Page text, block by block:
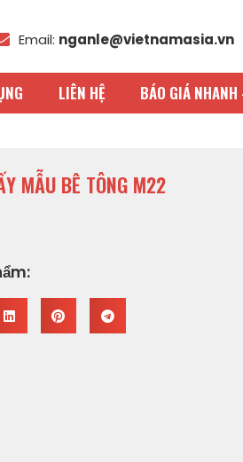
Email: nganle@vietnamasia.vn
LIÊN HỆ BÁO GIÁ
MẪU BÊ TÔNG M22